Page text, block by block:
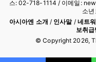
스: 02-718-1114 / 이메일:
소
아시아엔 소개 / 인사말/ 네트
보취급
© Copyright 2026,